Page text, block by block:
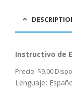
Instructivo de
Precio: $9.00
Lenguaje: